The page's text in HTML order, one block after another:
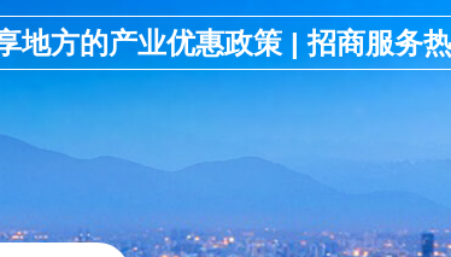
地方的产业优惠政策 | 招商服务